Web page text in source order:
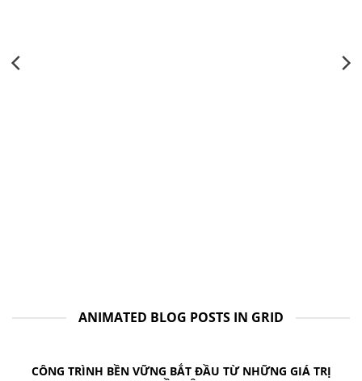
ANIMATED BLOG POSTS IN GRID
CÔNG TRÌNH BỀN VỮNG BẮT ĐẦU TỪ NHỮNG GIÁ TRỊ